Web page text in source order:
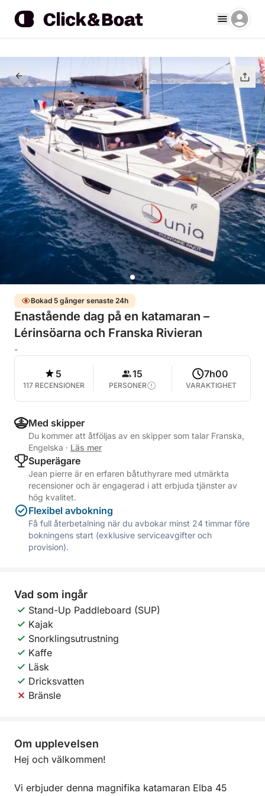
Bokad 5 gånger senaste 24h
Enastående dag på en katamaran –
Lérinsöarna och Franska Rivieran
-
5
117 RECENSIONER
15
PERSONER
7h00
VARAKTIGHET
Med skipper
Du kommer att åtföljas av en skipper som talar Franska,
Engelska · Läs mer
Superägare
Jean pierre är en erfaren båtuthyrare med utmärkta
recensioner och är engagerad i att erbjuda tjänster av
hög kvalitet.
Flexibel avbokning
Få full återbetalning när du avbokar minst 24 timmar före
bokningens start (exklusive serviceavgifter och
provision).
Vad som ingår
Stand-Up Paddleboard (SUP)
Kajak
Snorklingsutrustning
Kaffe
Läsk
Dricksvatten
Bränsle
Om upplevelsen
Hej och välkommen!
Vi erbjuder denna magnifika katamaran Elba 45